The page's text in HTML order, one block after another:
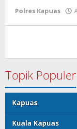
Polres Kapuas
Topik Populer
Kapuas
Kuala Kapuas